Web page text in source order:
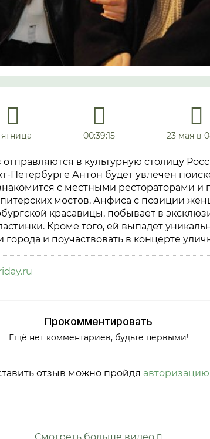
00:39:15 23 мая в
в культурную столицу
Петербурге Антон будет увлечен
с местными рестораторами и
мостов. Анфиса с позиции
красавицы, побывает в
Кроме того, ей выпадет
и поучаствовать в концерте
Прокомментировать
Ещё нет комментариев, будьте первыми!
отзыв можно пройдя авторизацию